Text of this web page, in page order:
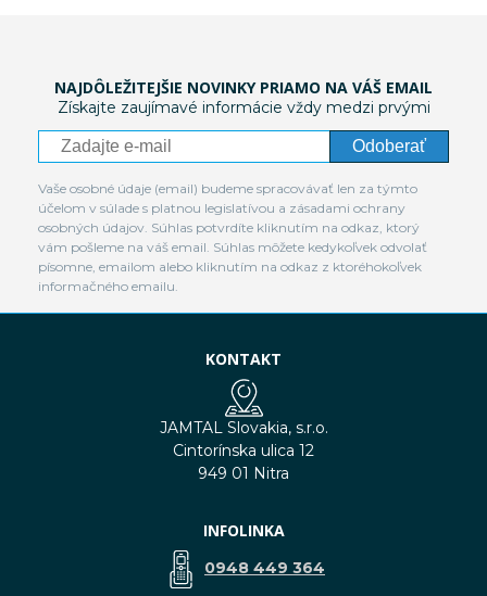
NAJDÔLEŽITEJŠIE NOVINKY PRIAMO NA VÁŠ EMAIL
Získajte zaujímavé informácie vždy medzi prvými
Odoberať
Vaše osobné údaje (email) budeme spracovávať len za týmto
účelom v súlade s platnou legislatívou a zásadami ochrany
osobných údajov. Súhlas potvrdíte kliknutím na odkaz, ktorý
vám pošleme na váš email. Súhlas môžete kedykoľvek odvolať
písomne, emailom alebo kliknutím na odkaz z ktoréhokoľvek
informačného emailu.
KONTAKT
JAMTAL Slovakia, s.r.o.
Cintorínska ulica 12
949 01 Nitra
INFOLINKA
0948 449 364